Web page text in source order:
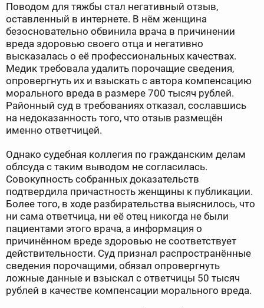
Поводом для тяжбы стал негативный отзыв,
оставленный в интернете. В нём женщина
безосновательно обвинила врача в причинении
вреда здоровью своего отца и негативно
высказалась о её профессиональных качествах.
Медик требовала удалить порочащие сведения,
опровергнуть их и взыскать с автора компенсацию
морального вреда в размере 700 тысяч рублей.
Районный суд в требованиях отказал, сославшись
на недоказанность того, что отзыв размещён
именно ответчицей.
Однако судебная коллегия по гражданским делам
облсуда с таким выводом не согласилась.
Совокупность собранных доказательств
подтвердила причастность женщины к публикации.
Более того, в ходе разбирательства выяснилось, что
ни сама ответчица, ни её отец никогда не были
пациентами этого врача, а информация о
причинённом вреде здоровью не соответствует
действительности. Суд признал распространённые
сведения порочащими, обязал опровергнуть
ложные данные и взыскал с ответчицы 50 тысяч
рублей в качестве компенсации морального вреда.